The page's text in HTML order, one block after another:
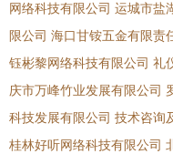
网络科技有限公司 运城市盐
限公司 海口甘铵五金有限责
钰彬黎网络科技有限公司 礼
庆市万峰竹业发展有限公司
科技发展有限公司 技术咨询
桂林好听网络科技有限公司